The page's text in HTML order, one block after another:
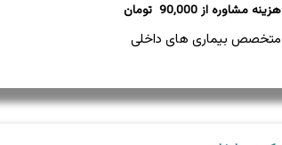
90,000
متخصص بیماری های داخلی